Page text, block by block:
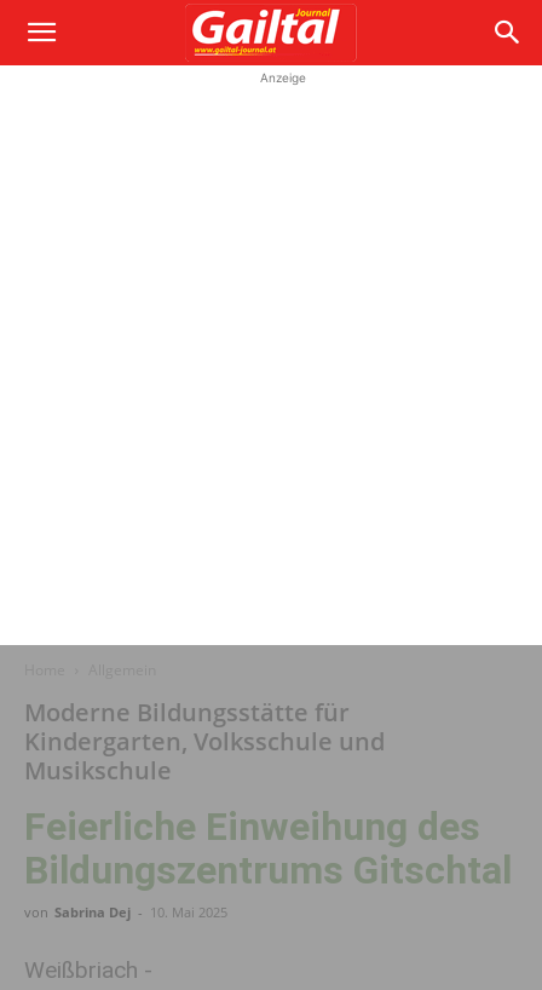
Anzeige
Moderne Bildungsstätte für
Kindergarten, Volksschule und
Musikschule
Feierliche Einweihung des
Bildungszentrums Gitschtal
von Sabrina Dej - 10. Mai 2025
Weißbriach -